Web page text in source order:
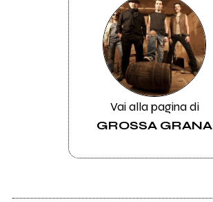
Vai alla pagina di
GROSSA GRANA